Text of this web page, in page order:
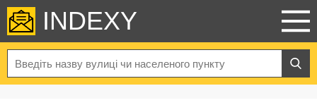
INDEXY